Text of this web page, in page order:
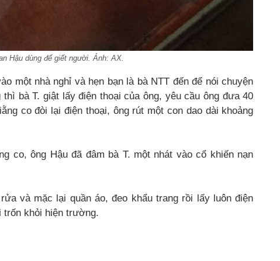
Hậu dùng để giết người. Ảnh: AX.
một nhà nghỉ và hẹn bạn là bà NTT đến để nói chuyện
bà T. giật lấy điện thoại của ông, yêu cầu ông đưa 40
co đòi lại điện thoại, ông rút một con dao dài khoảng
co, ông Hậu đã đâm bà T. một nhát vào cổ khiến nạn
và mặc lại quần áo, đeo khẩu trang rồi lấy luôn điện
trốn khỏi hiện trường.